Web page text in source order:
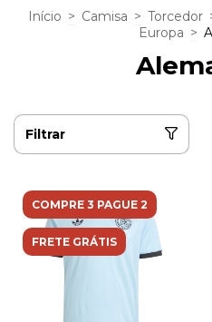
Início > Camisa > Torcedor
Europa >
Filtrar
COMPRE 3 PAGUE 2
FRETE GRÁTIS